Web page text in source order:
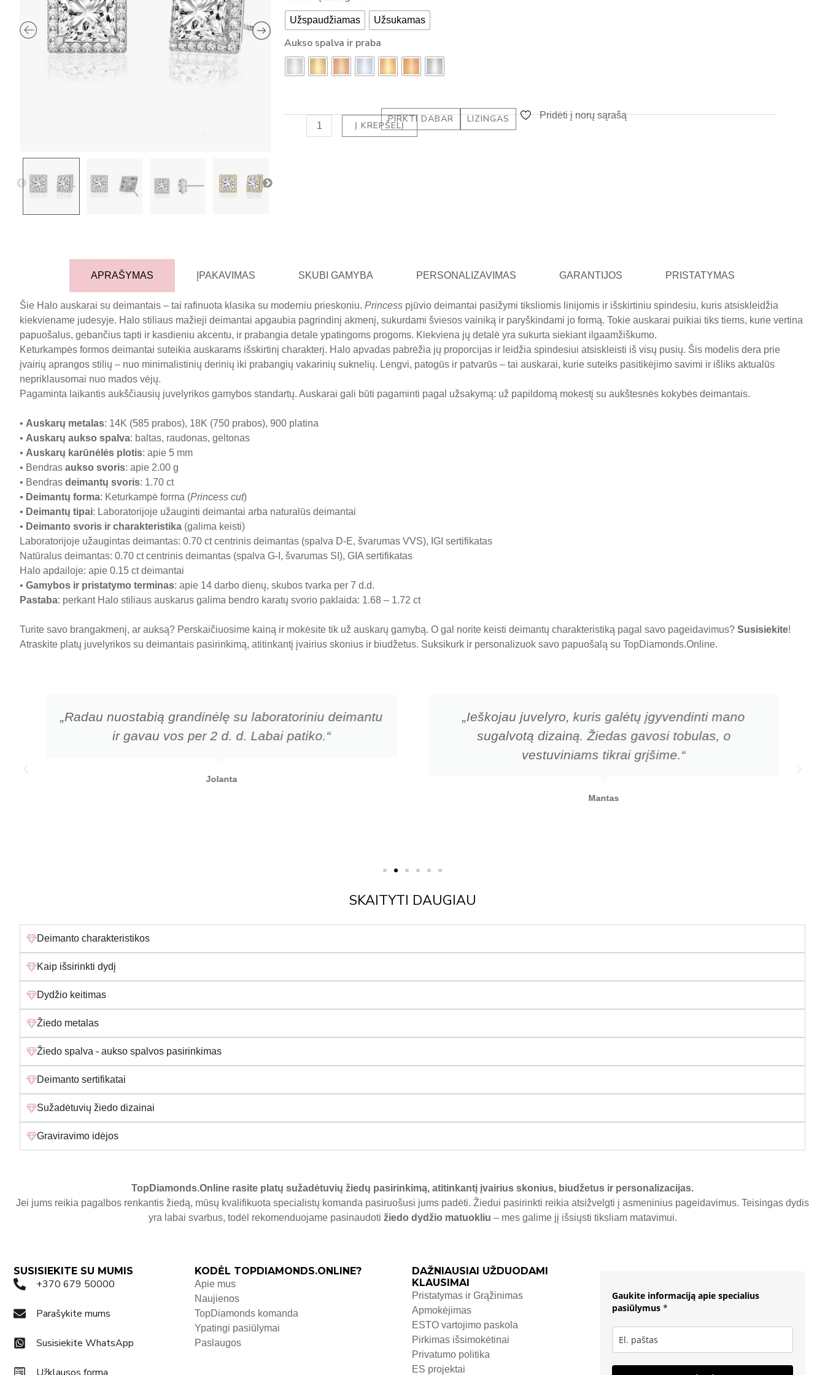
Užspaudžiamas Užsukamas
Aukso spalva ir praba
deimantu
PRINCESS
(1.70
Į KREPŠELĮ
PIRKTI DABAR LIZINGAS Pridėti į norų sąrašą
APRAŠYMAS ĮPAKAVIMAS SKUBI GAMYBA PERSONALIZAVIMAS GARANTIJOS PRISTATYMAS
Šie Halo auskarai su deimantais – tai rafinuota klasika su moderniu prieskoniu. Princess pjūvio deimantai pasižymi tiksliomis linijomis ir išskirtiniu spindesiu, kuris atsiskleidžia
kiekviename judesyje. Halo stiliaus mažieji deimantai apgaubia pagrindinį akmenį, sukurdami šviesos vainiką ir paryškindami jo formą. Tokie auskarai puikiai tiks tiems, kurie vertina
papuošalus, gebančius tapti ir kasdieniu akcentu, ir prabangia detale ypatingoms progoms. Kiekviena jų detalė yra sukurta siekiant ilgaamžiškumo.
Keturkampės formos deimantai suteikia auskarams išskirtinį charakterį. Halo apvadas pabrėžia jų proporcijas ir leidžia spindesiui atsiskleisti iš visų pusių. Šis modelis dera prie
įvairių aprangos stilių – nuo minimalistinių derinių iki prabangių vakarinių suknelių. Lengvi, patogūs ir patvarūs – tai auskarai, kurie suteiks pasitikėjimo savimi ir išliks aktualūs
nepriklausomai nuo mados vėjų.
Pagaminta laikantis aukščiausių juvelyrikos gamybos standartų. Auskarai gali būti pagaminti pagal užsakymą: už papildomą mokestį su aukštesnės kokybės deimantais.
• Auskarų metalas: 14K (585 prabos), 18K (750 prabos), 900 platina
• Auskarų aukso spalva: baltas, raudonas, geltonas
• Auskarų karūnėlės plotis: apie 5 mm
• Bendras aukso svoris: apie 2.00 g
• Bendras deimantų svoris: 1.70 ct
• Deimantų forma: Keturkampė forma (Princess cut)
• Deimantų tipai: Laboratorijoje užauginti deimantai arba naturalūs deimantai
• Deimanto svoris ir charakteristika (galima keisti)
Laboratorijoje užaugintas deimantas: 0.70 ct centrinis deimantas (spalva D-E, švarumas VVS), IGI sertifikatas
Natūralus deimantas: 0.70 ct centrinis deimantas (spalva G-I, švarumas SI), GIA sertifikatas
Halo apdailoje: apie 0.15 ct deimantai
• Gamybos ir pristatymo terminas: apie 14 darbo dienų, skubos tvarka per 7 d.d.
Pastaba: perkant Halo stiliaus auskarus galima bendro karatų svorio paklaida: 1.68 – 1.72 ct
Turite savo brangakmenį, ar auksą? Perskaičiuosime kainą ir mokėsite tik už auskarų gamybą. O gal norite keisti deimantų charakteristiką pagal savo pageidavimus? Susisiekite!
Atraskite platų juvelyrikos su deimantais pasirinkimą, atitinkantį įvairius skonius ir biudžetus. Suksikurk ir personalizuok savo papuošalą su TopDiamonds.Online.
„Radau nuostabią grandinėlę su laboratoriniu deimantu
ir gavau vos per 2 d. d. Labai patiko.“
Jolanta
„Ieškojau juvelyro, kuris galėtų įgyvendinti mano
sugalvotą dizainą. Žiedas gavosi tobulas, o
vestuviniams tikrai grįšime.“
Mantas
SKAITYTI DAUGIAU
Deimanto charakteristikos
Kaip išsirinkti dydį
Dydžio keitimas
Žiedo metalas
Žiedo spalva - aukso spalvos pasirinkimas
Deimanto sertifikatai
Sužadėtuvių žiedo dizainai
Graviravimo idėjos
TopDiamonds.Online rasite platų sužadėtuvių žiedų pasirinkimą, atitinkantį įvairius skonius, biudžetus ir personalizacijas.
Jei jums reikia pagalbos renkantis žiedą, mūsų kvalifikuota specialistų komanda pasiruošusi jums padėti. Žiedui pasirinkti reikia atsižvelgti į asmeninius pageidavimus. Teisingas dydis
yra labai svarbus, todėl rekomenduojame pasinaudoti žiedo dydžio matuokliu – mes galime jį išsiųsti tiksliam matavimui.
SUSISIEKITE SU MUMIS
+370 679 50000
Parašykite mums
Susisiekite WhatsApp
KODĖL TOPDIAMONDS.ONLINE?
Apie mus
Naujienos
TopDiamonds komanda
Ypatingi pasiūlymai
Paslaugos
DAŽNIAUSIAI UŽDUODAMI
KLAUSIMAI
Pristatymas ir Grąžinimas
Apmokėjimas
ESTO vartojimo paskola
Pirkimas išsimokėtinai
Privatumo politika
ES projektai
Gaukite informaciją apie specialius
pasiūlymus *